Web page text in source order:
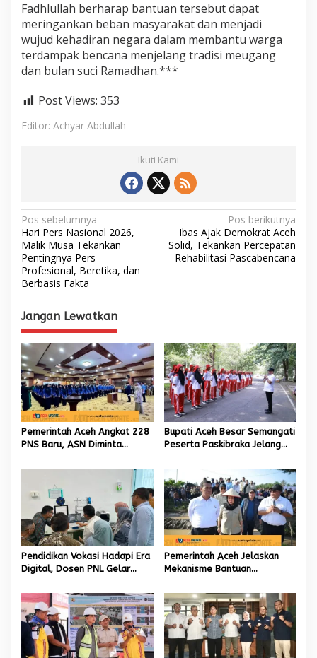
Fadhlullah berharap bantuan tersebut dapat
meringankan beban masyarakat dan menjadi
wujud kehadiran negara dalam membantu warga
terdampak bencana menjelang tradisi meugang
dan bulan suci Ramadhan.***
Post Views: 353
Editor: Achyar Abdullah
Ikuti Kami
N
a
v
i
a
s
i
p
o
s
Pos sebelumnya
Hari Pers Nasional 2026,
Malik Musa Tekankan
Pentingnya Pers
Profesional, Beretika, dan
Berbasis Fakta
Pos berikutnya
Ibas Ajak Demokrat Aceh
Solid, Tekankan Percepatan
Rehabilitasi Pascabencana
Jangan Lewatkan
Pemerintah Aceh Angkat 228
PNS Baru, ASN Diminta
Tinggi
Bupati Aceh Besar Semangati
Peserta Paskibraka Jelang
Pendidikan Vokasi Hadapi Era
Digital, Dosen PNL Gelar
Guru Produktif SMK
Pemerintah Aceh Jelaskan
Mekanisme Bantuan
Pemulihan Sawah dan Kebun